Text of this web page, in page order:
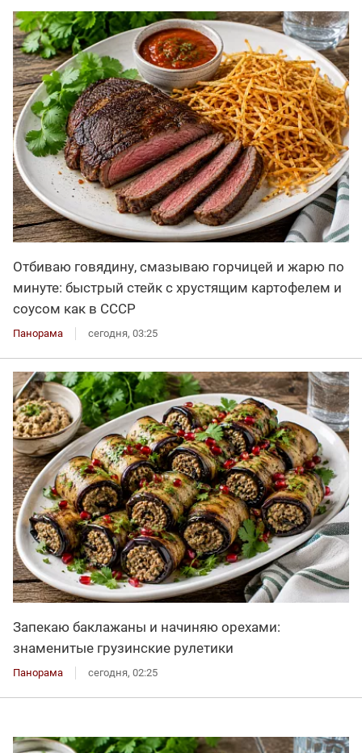
Отбиваю говядину, смазываю горчицей и жарю по
минуте: быстрый стейк с хрустящим картофелем и
соусом как в СССР
Панорама сегодня, 03:25
Запекаю баклажаны и начиняю орехами:
знаменитые грузинские рулетики
Панорама сегодня, 02:25